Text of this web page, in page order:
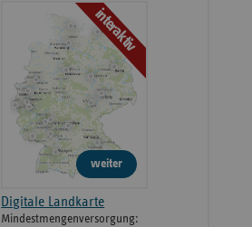
interaktiv
weiter
Digitale Landkarte
Mindestmengenversorgung: